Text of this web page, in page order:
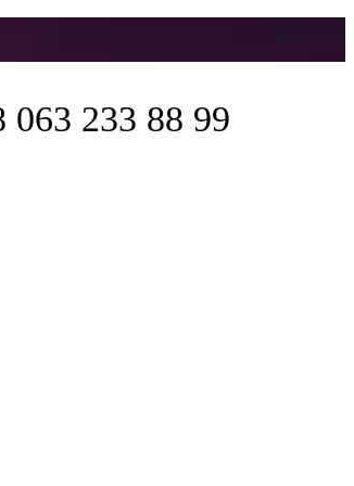
063 233 88 99